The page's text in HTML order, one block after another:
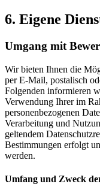
6. Eigene
Umgang mit
Wir bieten Ihnen die
per E-Mail, postalisch
Folgenden informieren
Verwendung Ihrer im
personenbezogenen
Verarbeitung und
geltendem
Bestimmungen erfolgt
werden.
Umfang und Zweck